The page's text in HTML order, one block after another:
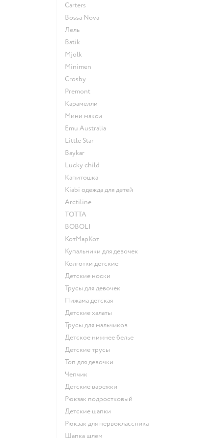
Сarters
Bossa Nova
Лель
Batik
Mjolk
Minimen
Crosby
Premont
Карамелли
Мини макси
Emu Australia
Little Star
Baykar
Lucky child
Капитошка
Kiabi одежда для детей
Arctiline
ТОТТА
BOBOLI
КотМарКот
Купальники для девочек
Колготки детские
Детские носки
Трусы для девочек
Пижама детская
Детские халаты
Трусы для мальчиков
Детское нижнее белье
Детские трусы
Топ для девочки
Чепчик
Детские варежки
Рюкзак подростковый
Детские шапки
Рюкзак для первоклассника
Шапка шлем